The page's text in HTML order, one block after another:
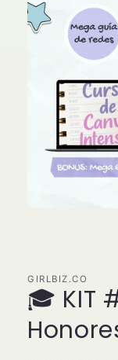
ventana
modal
GIRLBIZ.CO
🎓 KIT